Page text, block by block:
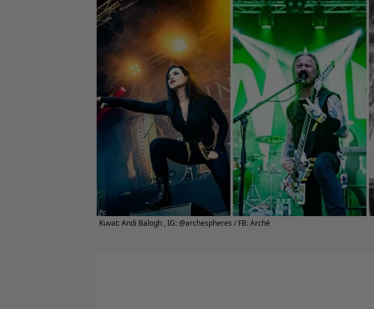
Kuvat: Andi Balogh , IG: @archespheres / FB: Arché